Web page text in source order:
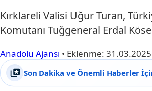
Kırklareli Valisi Uğur Turan,
Komutanı Tuğgeneral Erdal
Anadolu Ajansı • Eklenme:
Son Dakika ve Önemli Haberler